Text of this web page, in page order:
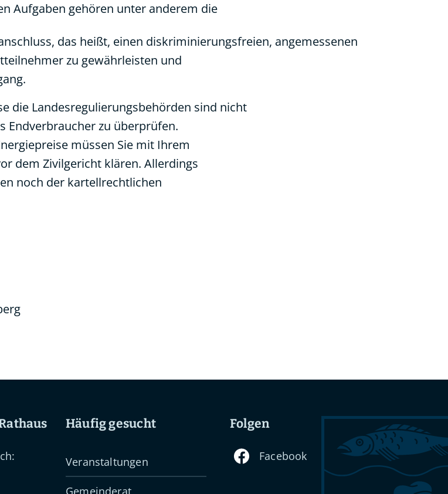
Aufgaben gehören unter anderem die
das heißt, einen diskriminierungsfreien, angemessenen
zu gewährleisten und
die Landesregulierungsbehörden sind nicht
Endverbraucher zu überprüfen.
müssen Sie mit Ihrem
dem Zivilgericht klären. Allerdings
noch der kartellrechtlichen
Häufig gesucht
Veranstaltungen
Gemeinderat
Folgen